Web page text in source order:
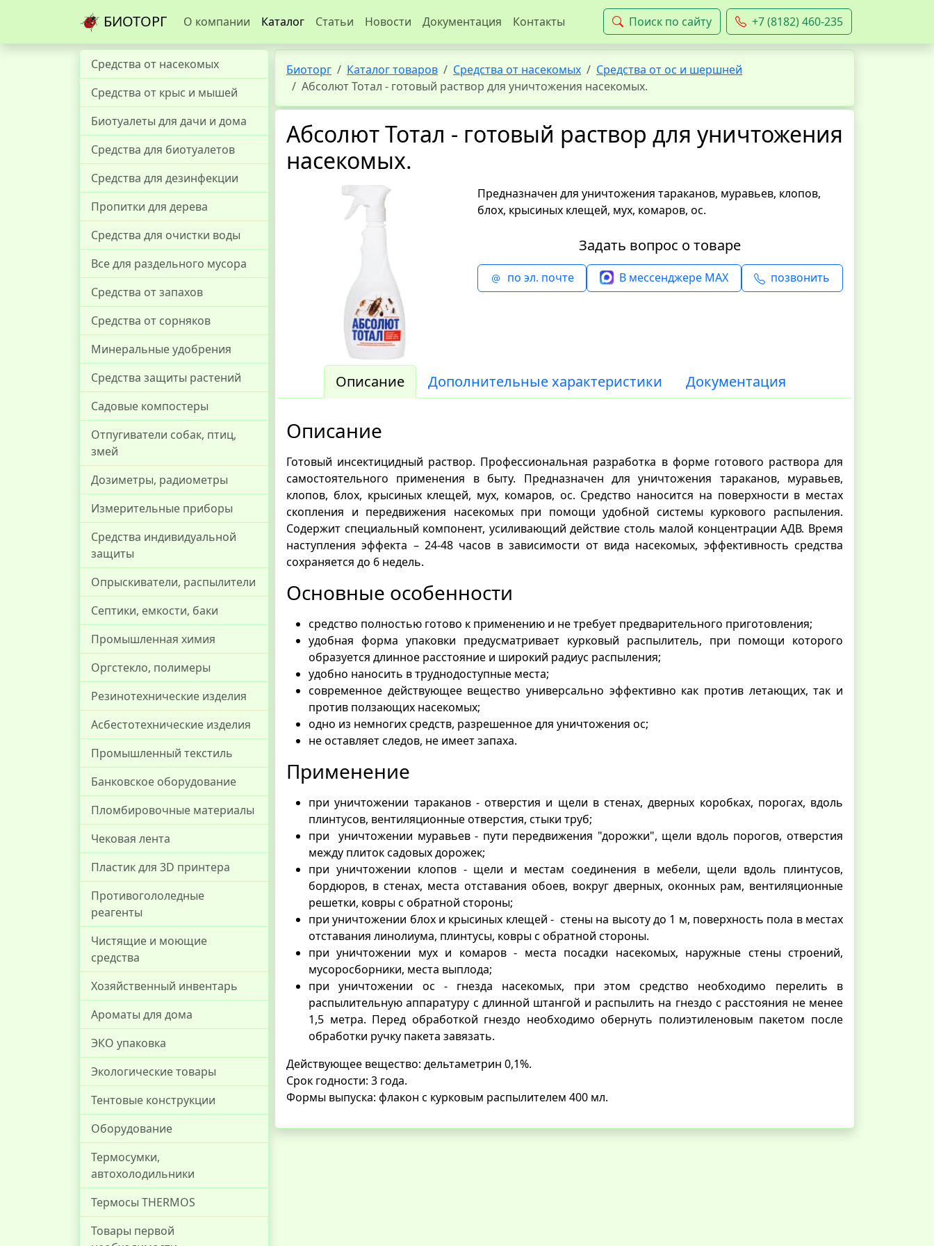
БИОТОРГ О компании Каталог Статьи Новости Документация Контакты Поиск по сайту +7 (8182) 460-235
Средства от насекомых
Средства от крыс и мышей
Биотуалеты для дачи и дома
Средства для биотуалетов
Средства для дезинфекции
Пропитки для дерева
Средства для очистки воды
Все для раздельного мусора
Средства от запахов
Средства от сорняков
Минеральные удобрения
Средства защиты растений
Садовые компостеры
Отпугиватели собак, птиц,
змей
Дозиметры, радиометры
Измерительные приборы
Средства индивидуальной
защиты
Опрыскиватели, распылители
Септики, емкости, баки
Промышленная химия
Оргстекло, полимеры
Резинотехнические изделия
Асбестотехнические изделия
Промышленный текстиль
Банковское оборудование
Пломбировочные материалы
Чековая лента
Пластик для 3D принтера
Противогололедные
реагенты
Чистящие и моющие
средства
Хозяйственный инвентарь
Ароматы для дома
ЭКО упаковка
Экологические товары
Тентовые конструкции
Оборудование
Термосумки,
автохолодильники
Термосы THERMOS
Товары первой
Биоторг Каталог товаров Средства от насекомых
Средства от ос и шершней
Абсолют Тотал - готовый раствор для уничтожения насекомых.
Абсолют Тотал - готовый раствор для уничтожения
насекомых.
Предназначен для уничтожения тараканов, муравьев, клопов,
блох, крысиных клещей, мух, комаров, ос.
Задать вопрос о товаре
по эл. почте В мессенджере MAX позвонить
Описание Дополнительные характеристики Документация
Описание
Готовый инсектицидный раствор. Профессиональная разработка в форме готового раствора для
самостоятельного применения в быту. Предназначен для уничтожения тараканов, муравьев,
клопов, блох, крысиных клещей, мух, комаров, ос. Средство наносится на поверхности в местах
скопления и передвижения насекомых при помощи удобной системы куркового распыления.
Содержит специальный компонент, усиливающий действие столь малой концентрации АДВ. Время
наступления эффекта – 24-48 часов в зависимости от вида насекомых, эффективность средства
сохраняется до 6 недель.
Основные особенности
средство полностью готово к применению и не требует предварительного приготовления;
удобная форма упаковки предусматривает курковый распылитель, при помощи которого
образуется длинное расстояние и широкий радиус распыления;
удобно наносить в труднодоступные места;
современное действующее вещество универсально эффективно как против летающих, так и
против ползающих насекомых;
одно из немногих средств, разрешенное для уничтожения ос;
не оставляет следов, не имеет запаха.
Применение
при уничтожении тараканов - отверстия и щели в стенах, дверных коробках, порогах, вдоль
плинтусов, вентиляционные отверстия, стыки труб;
при уничтожении муравьев - пути передвижения "дорожки", щели вдоль порогов, отверстия
между плиток садовых дорожек;
при уничтожении клопов - щели и местам соединения в мебели, щели вдоль плинтусов,
бордюров, в стенах, места отставания обоев, вокруг дверных, оконных рам, вентиляционные
решетки, ковры с обратной стороны;
при уничтожении блох и крысиных клещей - стены на высоту до 1 м, поверхность пола в местах
отставания линолиума, плинтусы, ковры с обратной стороны.
при уничтожении мух и комаров - места посадки насекомых, наружные стены строений,
мусоросборники, места выплода;
при уничтожении ос - гнезда насекомых, при этом средство необходимо перелить в
распылительную аппаратуру с длинной штангой и распылить на гнездо с расстояния не менее
1,5 метра. Перед обработкой гнездо необходимо обернуть полиэтиленовым пакетом после
обработки ручку пакета завязать.
Действующее вещество: дельтаметрин 0,1%.
Срок годности: 3 года.
Формы выпуска: флакон с курковым распылителем 400 мл.